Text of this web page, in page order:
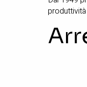
produttività